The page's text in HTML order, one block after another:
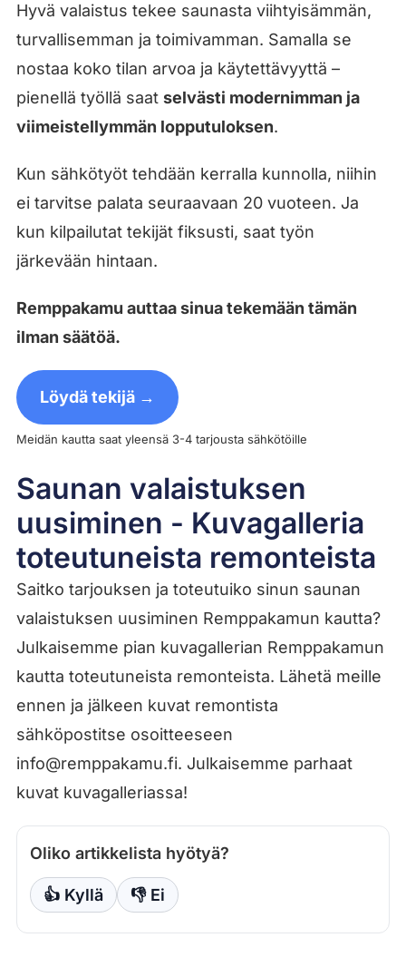
Hyvä valaistus tekee saunasta viihtyisämmän,
turvallisemman ja toimivamman. Samalla se
nostaa koko tilan arvoa ja käytettävyyttä –
pienellä työllä saat selvästi modernimman ja
viimeistellymmän lopputuloksen.
Kun sähkötyöt tehdään kerralla kunnolla, niihin
ei tarvitse palata seuraavaan 20 vuoteen. Ja
kun kilpailutat tekijät fiksusti, saat työn
järkevään hintaan.
Remppakamu auttaa sinua tekemään tämän
ilman säätöä.
Löydä tekijä →
Meidän kautta saat yleensä 3-4 tarjousta sähkötöille
Saunan valaistuksen
uusiminen - Kuvagalleria
toteutuneista remonteista
Saitko tarjouksen ja toteutuiko sinun saunan
valaistuksen uusiminen Remppakamun kautta?
Julkaisemme pian kuvagallerian Remppakamun
kautta toteutuneista remonteista. Lähetä meille
ennen ja jälkeen kuvat remontista
sähköpostitse osoitteeseen
info@remppakamu.fi. Julkaisemme parhaat
kuvat kuvagalleriassa!
Oliko artikkelista hyötyä?
👍 Kyllä 👎 Ei